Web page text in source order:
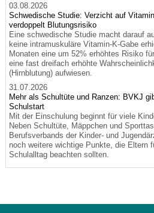
03.08.2026
Schwedische Studie: Verzicht auf
verdoppelt Blutungsrisiko
Eine schwedische Studie macht darauf
keine intramuskuläre Vitamin-K-Gabe
Monaten eine um 52% erhöhtes Risiko
eine fast dreifach erhöhte
(Hirnblutung) aufwiesen.
31.07.2026
Mehr als Schultüte und Ranzen: BVKJ
Schulstart
Mit der Einschulung beginnt für viele
Neben Schultüte, Mäppchen und
Berufsverbands der Kinder- und
noch weitere wichtige Punkte, die Eltern
Schulalltag beachten sollten.